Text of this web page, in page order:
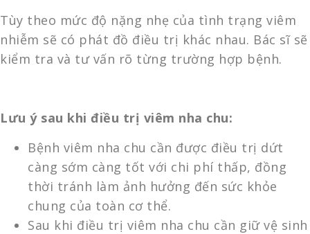
Tùy theo mức độ nặng nhẹ của tình trạng viêm
nhiễm sẽ có phát đồ điều trị khác nhau. Bác sĩ sẽ
kiểm tra và tư vấn rõ từng trường hợp bệnh.
Lưu ý sau khi điều trị viêm nha chu:
Bệnh viêm nha chu cần được điều trị dứt
càng sớm càng tốt với chi phí thấp, đồng
thời tránh làm ảnh hưởng đến sức khỏe
chung của toàn cơ thể.
Sau khi điều trị viêm nha chu cần giữ vệ sinh